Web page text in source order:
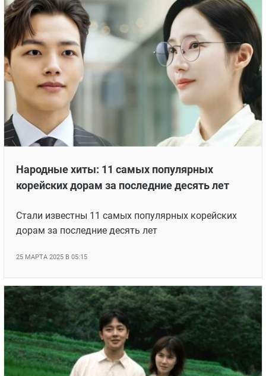
Народные хиты: 11 самых популярных
корейских дорам за последние десять лет
Стали известны 11 самых популярных корейских
дорам за последние десять лет
25 МАРТА 2025 В 05:15